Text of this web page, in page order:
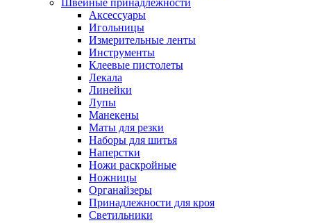
Швейные принадлежности
Аксессуары
Игольницы
Измерительные ленты
Инструменты
Клеевые пистолеты
Лекала
Линейки
Лупы
Манекены
Маты для резки
Наборы для шитья
Наперстки
Ножи раскройные
Ножницы
Органайзеры
Принадлежности для кроя
Светильники